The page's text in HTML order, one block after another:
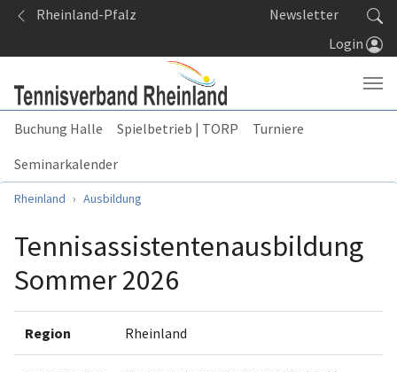
Springe zum Seiteninhalt
Rheinland-Pfalz
Newsletter
Login
Buchung Halle Spielbetrieb | TORP
Turniere
Seminarkalender
Sie sind hier:
Rheinland Ausbildung
Tennisassistentenausbildung
Sommer 2026
Region Rheinland